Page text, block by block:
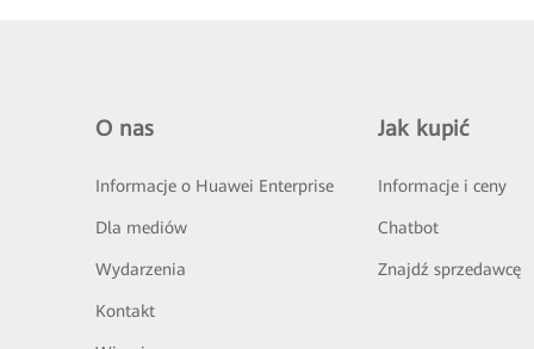
O nas
Informacje o Huawei Enterprise
Dla mediów
Wydarzenia
Kontakt
Jak kupić
Informacje i ceny
Chatbot
Znajdź sprzedawcę